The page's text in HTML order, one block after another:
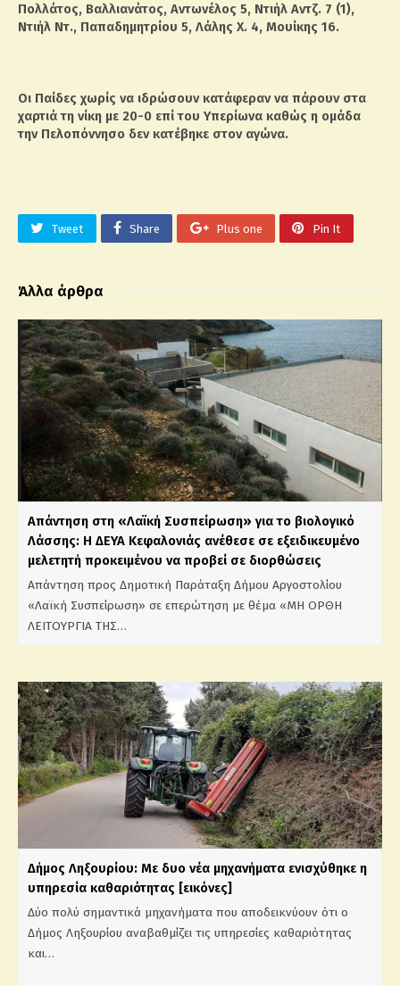
Πολλάτος, Βαλλιανάτος, Αντωνέλος 5, Ντιήλ Αντζ. 7 (1),
Ντιήλ Ντ., Παπαδημητρίου 5, Λάλης Χ. 4, Μουίκης 16.
Οι Παίδες χωρίς να ιδρώσουν κατάφεραν να πάρουν στα
χαρτιά τη νίκη με 20-0 επί του Υπερίωνα καθώς η ομάδα
την Πελοπόννησο δεν κατέβηκε στον αγώνα.
Tweet Share Plus one Pin It
Άλλα άρθρα
Απάντηση στη «Λαϊκή Συσπείρωση» για το βιολογικό
Λάσσης: Η ΔΕΥΑ Κεφαλονιάς ανέθεσε σε εξειδικευμένο
μελετητή προκειμένου να προβεί σε διορθώσεις
Απάντηση προς Δημοτική Παράταξη Δήμου Αργοστολίου
«Λαϊκή Συσπείρωση» σε επερώτηση με θέμα «ΜΗ ΟΡΘΗ
ΛΕΙΤΟΥΡΓΙΑ ΤΗΣ…
Δήμος Ληξουρίου: Με δυο νέα μηχανήματα ενισχύθηκε η
υπηρεσία καθαριότητας [εικόνες]
Δύο πολύ σημαντικά μηχανήματα που αποδεικνύουν ότι ο
Δήμος Ληξουρίου αναβαθμίζει τις υπηρεσίες καθαριότητας
και…